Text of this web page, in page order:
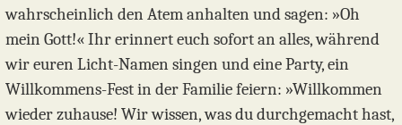
wahrscheinlich den Atem anhalten und sagen: »Oh
mein Gott!« Ihr erinnert euch sofort an alles, während
wir euren Licht-Namen singen und eine Party, ein
Willkommens-Fest in der Familie feiern: »Willkommen
wieder zuhause! Wir wissen, was du durchgemacht hast,